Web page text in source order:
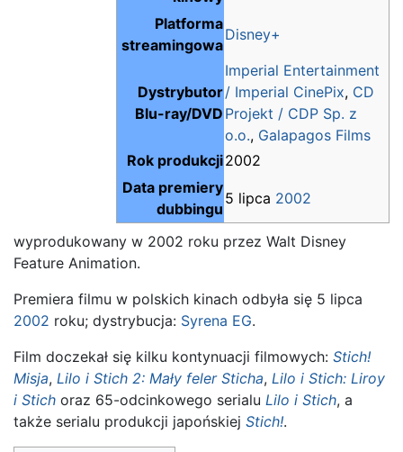
Platforma
streamingowa
Disney+
Dystrybutor
Blu-ray/DVD
Imperial Entertainment
/ Imperial CinePix, CD
Projekt / CDP Sp. z
o.o., Galapagos Films
Rok produkcji2002
Data premiery
dubbingu
5 lipca 2002
wyprodukowany w 2002 roku przez Walt Disney
Feature Animation.
Premiera filmu w polskich kinach odbyła się 5 lipca
2002 roku; dystrybucja: Syrena EG.
Film doczekał się kilku kontynuacji filmowych: Stich!
Misja, Lilo i Stich 2: Mały feler Sticha, Lilo i Stich: Liroy
i Stich oraz 65-odcinkowego serialu Lilo i Stich, a
także serialu produkcji japońskiej Stich!.